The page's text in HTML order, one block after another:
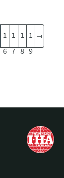
1
6
1
7
1
8
1
9